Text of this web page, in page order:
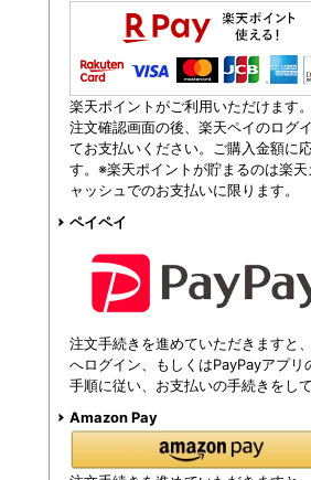
楽天ポイントがご利用いただけます
注文確認画面の後、楽天ペイのログ
てお支払いください。ご購入金額に
す。※楽天ポイントが貯まるのは楽
ャッシュでのお支払いに限ります。
ペイペイ
注文手続きを進めていただきますと
へログイン、もしくはPayPayアプ
手順に従い、お支払いの手続きをし
Amazon Pay